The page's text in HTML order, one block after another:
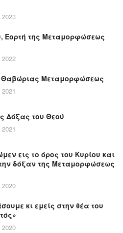
Εορτή της Μεταμορφώσεως
Θαβώριας Μεταμορφώσεως
Δόξας του Θεού
εις το όρος του Κυρίου και
δόξαν της Μεταμορφώσεως
κι εμείς στην θέα του